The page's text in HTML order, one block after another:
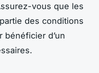
vous que les
des conditions
bénéficier d’un